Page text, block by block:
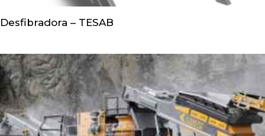
Desfibradora – TESAB